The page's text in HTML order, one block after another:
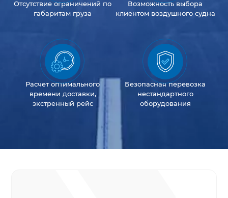
Отсутствиеограничений по
габаритам груза
Возможность выбора
клиентом воздушного судна
Расчет оптимального
времени доставки,
экстренный рейс
Безопасная перевозка
нестандартного
оборудования